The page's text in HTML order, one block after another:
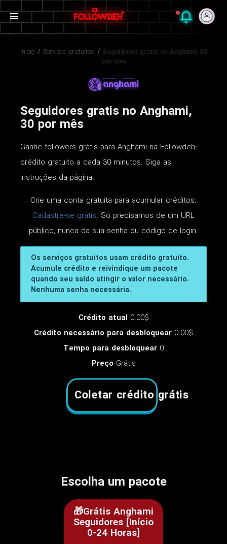
Início / Serviços gratuitos / Seguidores gratis no Anghami, 30
por mês
Seguidores gratis no Anghami,
30 por mês
Ganhe followers grátis para Anghami na Followdeh:
crédito gratuito a cada 30 minutos. Siga as
instruções da página.
Crie uma conta gratuita para acumular créditos:
Cadastre-se grátis. Só precisamos de um URL
público, nunca da sua senha ou código de login.
Os serviços gratuitos usam crédito gratuito.
Acumule crédito e reivindique um pacote
quando seu saldo atingir o valor necessário.
Nenhuma senha necessária.
Crédito atual 0.00$
Crédito necessário para desbloquear 0.00$
Tempo para desbloquear 0
Preço Grátis
Coletar crédito grátis
Escolha um pacote
🎁Grátis Anghami
Seguidores [Início
0-24 Horas]